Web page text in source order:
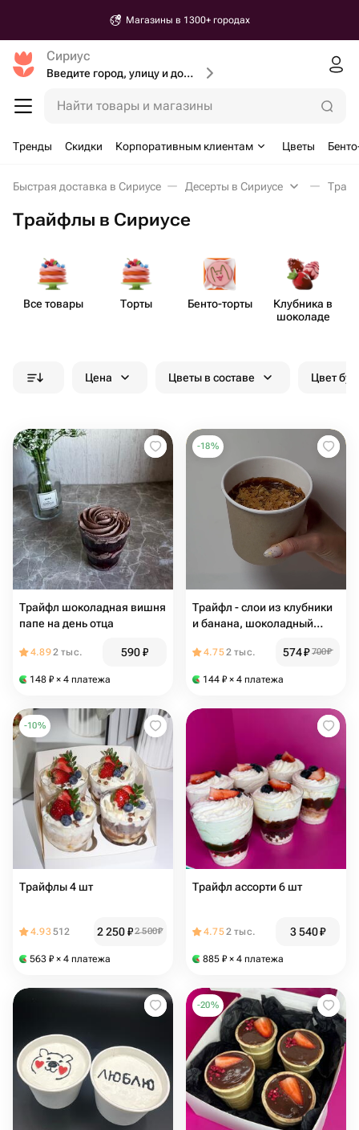
Магазины в 1300+ городах
Сириус
Введите город, улицу и дом доставки
Найти товары и магазины
Тренды Скидки Корпоративным клиентам Цветы
Быстрая доставка в Сириусе Десерты в Сириусе
Трайфлы в Сириусе
Все товары Торты Бенто​-торты
Клубника в
шоколаде
Цена Цветы в составе Цвет
Трайфл шоколадная вишня
папе на день отца
4.892 тыс. 590₽
148 ₽ × 4 платежа
-18%
Трайфл - слои из клубники
и банана, шоколадный
маскарпоне, глазурь из
шоколада
4.752 тыс. 574₽ 700₽
144 ₽ × 4 платежа
-10%
Трайфлы 4 шт
4.93512 2 250₽2 500₽
563 ₽ × 4 платежа
Трайфл ассорти 6 шт
4.752 тыс. 3 540₽
885 ₽ × 4 платежа
-20%